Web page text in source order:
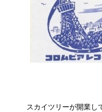
スカイツリーが開業し